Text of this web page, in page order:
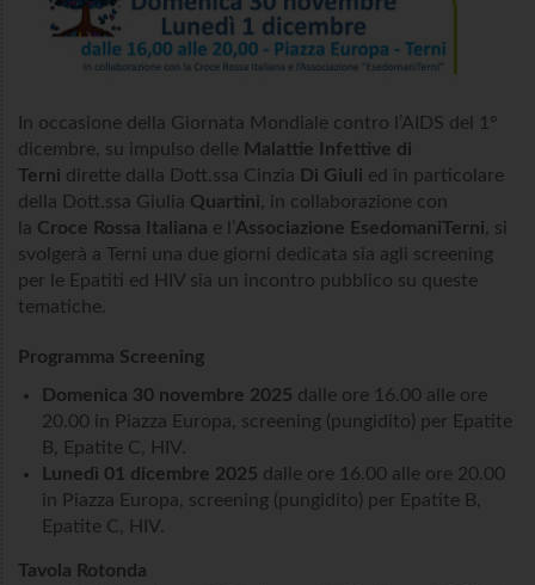
In occasione della Giornata Mondiale contro l’AIDS del 1°
dicembre, su impulso delle Malattie Infettive di
Terni dirette dalla Dott.ssa Cinzia Di Giuli ed in particolare
della Dott.ssa Giulia Quartini , in collaborazione con
la Croce Rossa Italiana e l’Associazione EsedomaniTerni , si
svolgerà a Terni una due giorni dedicata sia agli screening
per le Epatiti ed HIV sia un incontro pubblico su queste
tematiche.
Programma Screening
Domenica 30 novembre 2025 dalle ore 16.00 alle ore
20.00 in Piazza Europa, screening (pungidito) per Epatite
B, Epatite C, HIV.
Lunedì 01 dicembre 2025 dalle ore 16.00 alle ore 20.00
in Piazza Europa, screening (pungidito) per Epatite B,
Epatite C, HIV.
Tavola Rotonda